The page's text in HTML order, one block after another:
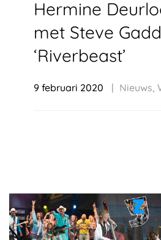
Hermine
met Steve
‘Riverbeast’
9 februari 2020 Nieuws